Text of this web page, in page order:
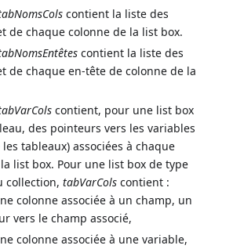
contient la liste des
de chaque colonne de la list box.
contient la liste des
de chaque en-tête de colonne de la
contient, pour une list box
des pointeurs vers les variables
les tableaux) associées à chaque
list box. Pour une list box de type
collection,tabVarCols contient :
colonne associée à un champ, un
vers le champ associé,
colonne associée à une variable,